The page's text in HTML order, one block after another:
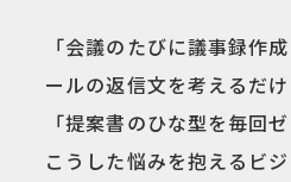
「会議のたびに議事録作
ールの返信文を考えるだけ
「提案書のひな型を毎回ゼ
こうした悩みを抱えるビ